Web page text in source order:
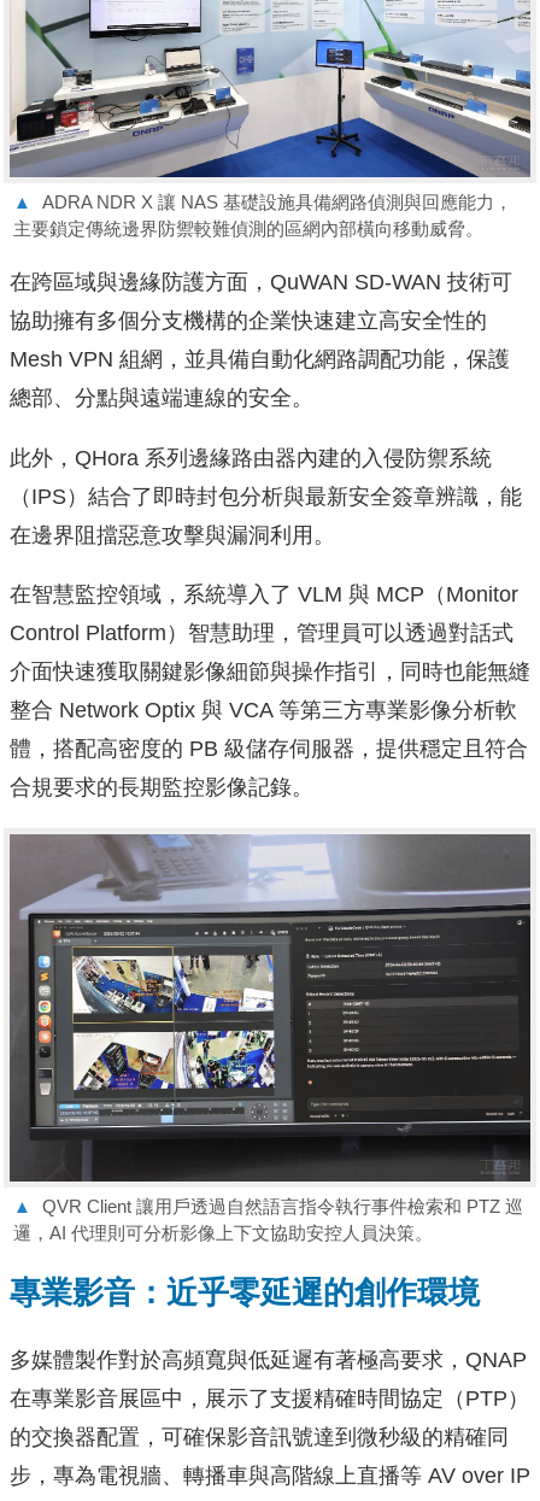
▲
ADRA NDR X 讓 NAS 基礎設施具備網路偵測與回應能力，
主要鎖定傳統邊界防禦較難偵測的區網內部橫向移動威脅。
在跨區域與邊緣防護方面，QuWAN SD-WAN 技術可
協助擁有多個分支機構的企業快速建立高安全性的
Mesh VPN 組網，並具備自動化網路調配功能，保護
總部、分點與遠端連線的安全。
此外，QHora 系列邊緣路由器內建的入侵防禦系統
（IPS）結合了即時封包分析與最新安全簽章辨識，能
在邊界阻擋惡意攻擊與漏洞利用。
在智慧監控領域，系統導入了 VLM 與 MCP（Monitor
Control Platform）智慧助理，管理員可以透過對話式
介面快速獲取關鍵影像細節與操作指引，同時也能無縫
整合 Network Optix 與 VCA 等第三方專業影像分析軟
體，搭配高密度的 PB 級儲存伺服器，提供穩定且符合
合規要求的長期監控影像記錄。
▲
QVR Client 讓用戶透過自然語言指令執行事件檢索和 PTZ 巡
邏，AI 代理則可分析影像上下文協助安控人員決策。
專業影音：近乎零延遲的創作環境
多媒體製作對於高頻寬與低延遲有著極高要求，QNAP
在專業影音展區中，展示了支援精確時間協定（PTP）
的交換器配置，可確保影音訊號達到微秒級的精確同
步，專為電視牆、轉播車與高階線上直播等 AV over IP